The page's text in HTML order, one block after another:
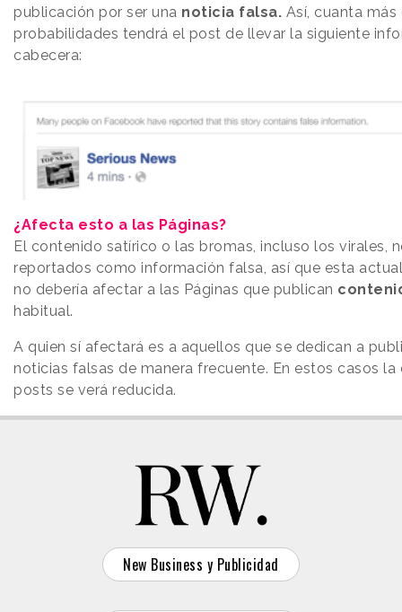
publicación por ser una noticia falsa. Así, cuanta
probabilidades tendrá el post de llevar la siguiente
cabecera:
¿Afecta esto a las Páginas?
El contenido satírico o las bromas, incluso los virales,
reportados como información falsa, así que esta
no debería afectar a las Páginas que publican
habitual.
A quien sí afectará es a aquellos que se dedican a
noticias falsas de manera frecuente. En estos casos la
posts se verá reducida.
New Business y Publicidad